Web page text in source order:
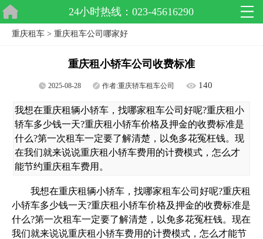
24小时热线：023-45616290
重庆租车 > 重庆租车公司哪家好
重庆租小轿车公司收费标准
2025-08-28 作者:重庆轿车租车公司 140
我想在重庆租辆小轿车，找哪家租车公司好呢?重庆租小
轿车多少钱一天?重庆租小轿车价格及押金的收费标准是
什么?第一次租车一定要了解清楚，以免多花冤枉钱。现
在我们就来说说重庆租小轿车费用的计费模式，怎么才
能节约重庆租车费用。
我想在重庆租辆小轿车，找哪家租车公司好呢?重庆租
小轿车多少钱一天?重庆租小轿车价格及押金的收费标准是
什么?第一次租车一定要了解清楚，以免多花冤枉钱。现在
我们就来说说重庆租小轿车费用的计费模式，怎么才能节